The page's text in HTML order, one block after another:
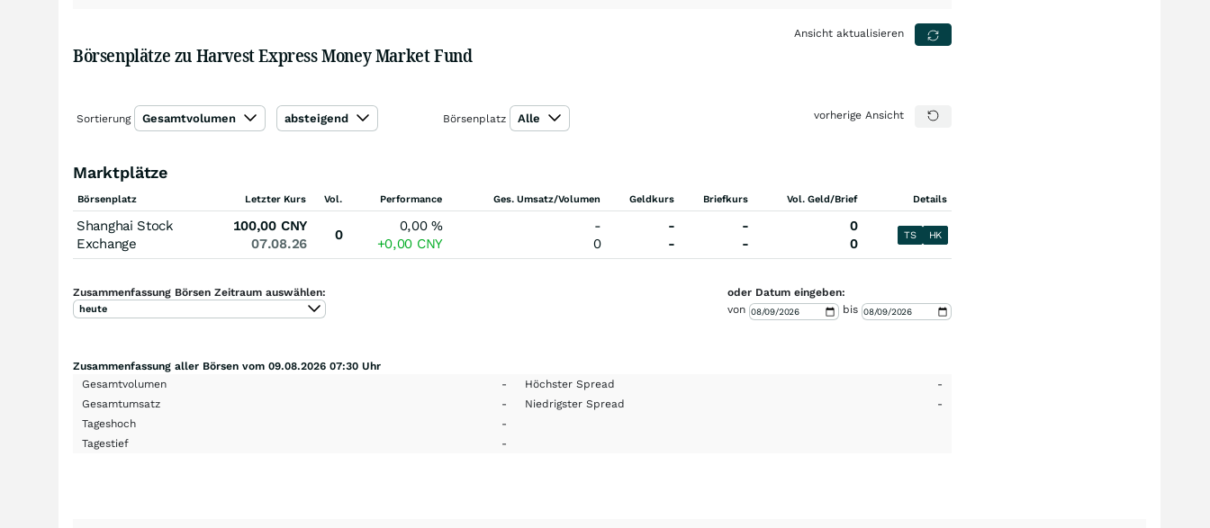
Börsenplätze zu Harvest Express Money Market Fund
Ansicht aktualisieren
Sortierung Gesamtvolumen absteigend Börsenplatz Alle vorherige Ansicht
Marktplätze
Börsenplatz Letzter Kurs Vol. Performance Ges. Umsatz/Volumen Geldkurs Briefkurs Vol. Geld/Brief Details
Shanghai Stock
Exchange
100,00 CNY
07.08.26
0
0,00%
+0,00 CNY
-
0
-
-
-
-
0
0
TS HK
Zusammenfassung Börsen Zeitraum auswählen:
heute
oder Datum eingeben:
von
bis
Zusammenfassung aller Börsen vom 09.08.2026 07:30 Uhr
Gesamtvolumen
- Höchster Spread
-
Gesamtumsatz
- Niedrigster Spread
-
Tageshoch
-
Tagestief
-